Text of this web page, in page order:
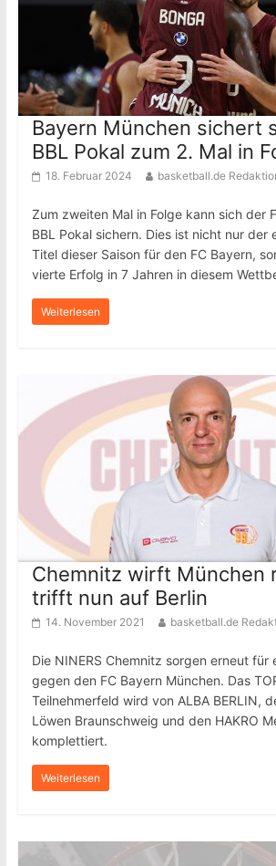
Bayern München sichert
BBL Pokal zum 2. Mal in
18. Februar 2024 basketball.de
Zum zweiten Mal in Folge kann sich der
BBL Pokal sichern. Dies ist nicht nur der
Titel dieser Saison für den FC Bayern,
vierte Erfolg in 7 Jahren in diesem
Weiterlesen
Chemnitz wirft München
trifft nun auf Berlin
14. November 2021 basketball.de
Die NINERS Chemnitz sorgen erneut für
gegen den FC Bayern München. Das
Teilnehmerfeld wird von ALBA BERLIN,
Löwen Braunschweig und den HAKRO
komplettiert.
Weiterlesen